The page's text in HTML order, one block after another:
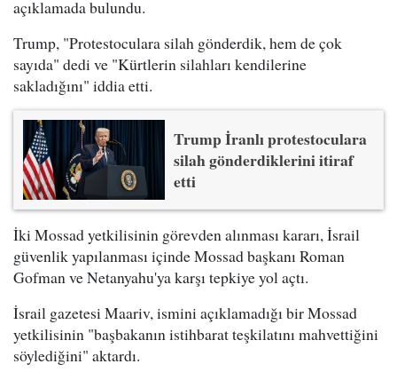
açıklamada bulundu.
Trump, "Protestoculara silah gönderdik, hem de çok
sayıda" dedi ve "Kürtlerin silahları kendilerine
sakladığını" iddia etti.
Trump İranlı protestoculara
silah gönderdiklerini itiraf
etti
İki Mossad yetkilisinin görevden alınması kararı, İsrail
güvenlik yapılanması içinde Mossad başkanı Roman
Gofman ve Netanyahu'ya karşı tepkiye yol açtı.
İsrail gazetesi Maariv, ismini açıklamadığı bir Mossad
yetkilisinin "başbakanın istihbarat teşkilatını mahvettiğini
söylediğini" aktardı.